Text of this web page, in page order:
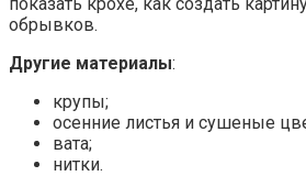
обрывков.
Другие материалы:
крупы;
осенние листья и сушеные
вата;
нитки.